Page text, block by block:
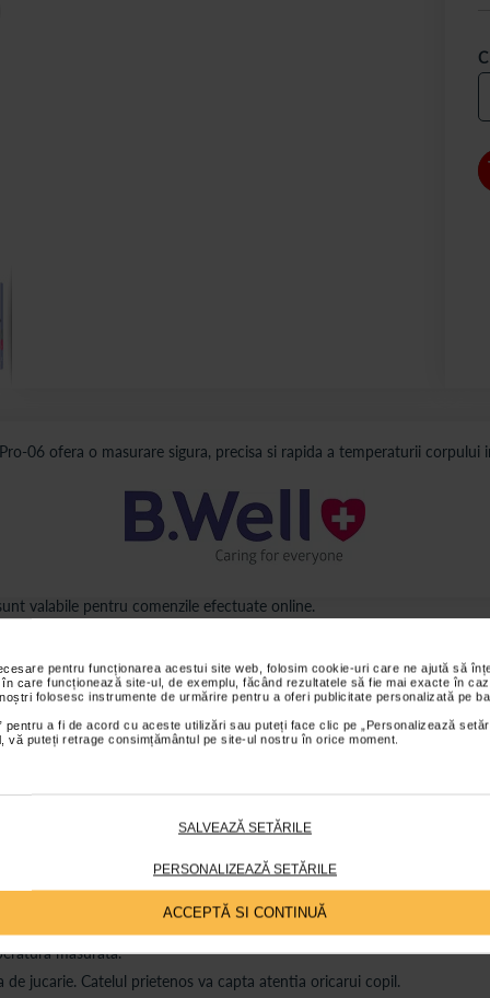
pentru funcționarea acestui site web, folosim cookie-uri care ne ajută să
care funcționează site-ul, de exemplu, făcând rezultatele să fie mai exacte în
folosesc instrumente de urmărire pentru a oferi publicitate personalizată pe
pentru a fi de acord cu aceste utilizări sau puteți face clic pe „Personalizează
vă puteți retrage consimțământul pe site-ul nostru în orice moment.
SALVEAZĂ SETĂRILE
PERSONALIZEAZĂ SETĂRILE
ACCEPTĂ SI CONTINUĂ
06 ofera o masurare sigura, precisa si rapida a temperaturii
valabile pentru comenzile efectuate online.
o atingere blanda a pielii, astfel ca
il va face pe cel mic sa ia
de catel, B.Well
indoaie pana la 45°, astfel incat sa se adapteze cu usurinta formei
este de aproximativ 10 secunde, ceea ce este exceptional de rapid
periculoase cum sunt sticla sau mercurul.
impermeabile impiedica apa sa patrunda in interiorul dispozitivului.
masurata.
de jucarie. Catelul prietenos va capta atentia oricarui copil.
Review-uri Întrebări și